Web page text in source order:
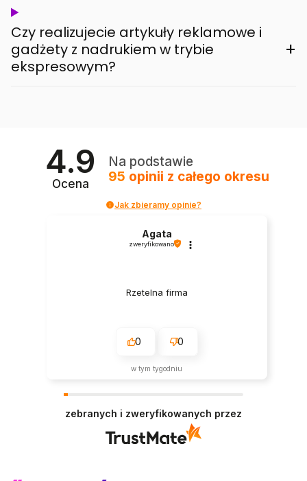
Czy realizujecie artykuły reklamowe i
gadżety z nadrukiem w trybie
ekspresowym?
+
4.9
Ocena
Na podstawie
95 opinii z całego okresu
Jak zbieramy opinie?
Agata
zweryfikowano
Rzetelna firma
0 0
w tym tygodniu
zebranych i zweryfikowanych przez